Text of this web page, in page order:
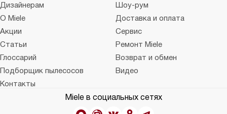
Дизайнерам
Шоу-рум
О Miele
Доставка и оплата
Акции
Сервис
Статьи
Ремонт Miele
Глоссарий
Возврат и обмен
Подборщик пылесосов
Видео
Контакты
Miele в социальных сетях